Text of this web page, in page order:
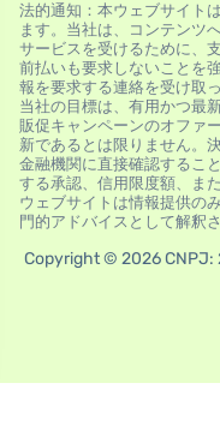
法的通知：本ウェブサイト
ます。当社は、コンテンツ
サービスを受けるために、
前払いも要求しないことを
報を要求する連絡を受け取
当社の目標は、有用かつ最
販促キャンペーンのオファ
新であるとは限りません。
金融機関に直接確認するこ
する承認、信用限度額、ま
ウェブサイトは情報提供の
門的アドバイスとして解釈
Copyright © 2026 CNPJ: